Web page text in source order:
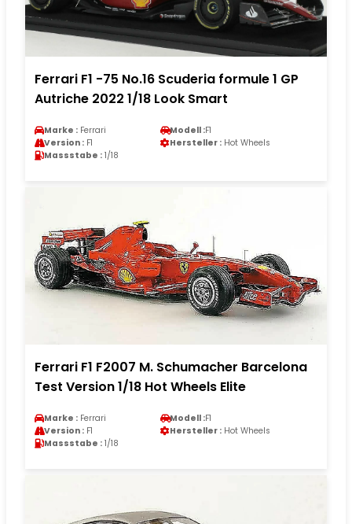
Ferrari F1 -75 No.16 Scuderia formule 1 GP
Autriche 2022 1/18 Look Smart
Marke : Ferrari Modell :F1
Version : F1 Hersteller : Hot Wheels
Massstabe : 1/18
Ferrari F1 F2007 M. Schumacher Barcelona
Test Version 1/18 Hot Wheels Elite
Marke : Ferrari Modell :F1
Version : F1 Hersteller : Hot Wheels
Massstabe : 1/18